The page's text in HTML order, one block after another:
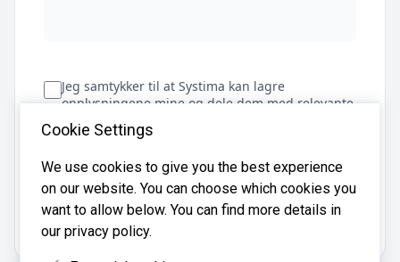
Jeg samtykker til at Systima kan lagre
opplysningene mine og dele dem med relevante
regnskapsbyråer for å hjelpe meg å finne
regnskapsfører
Få tilbud
Cookie Settings
We use cookies to give you the best experience
on our website. You can choose which cookies you
want to allow below. You can find more details in
our privacy policy.